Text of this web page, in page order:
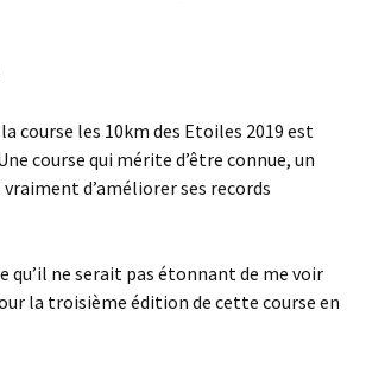
course les 10km des Etoiles 2019 est
course qui mérite d’être connue, un
d’améliorer ses records
qu’il ne serait pas étonnant de me voir
la troisième édition de cette course en